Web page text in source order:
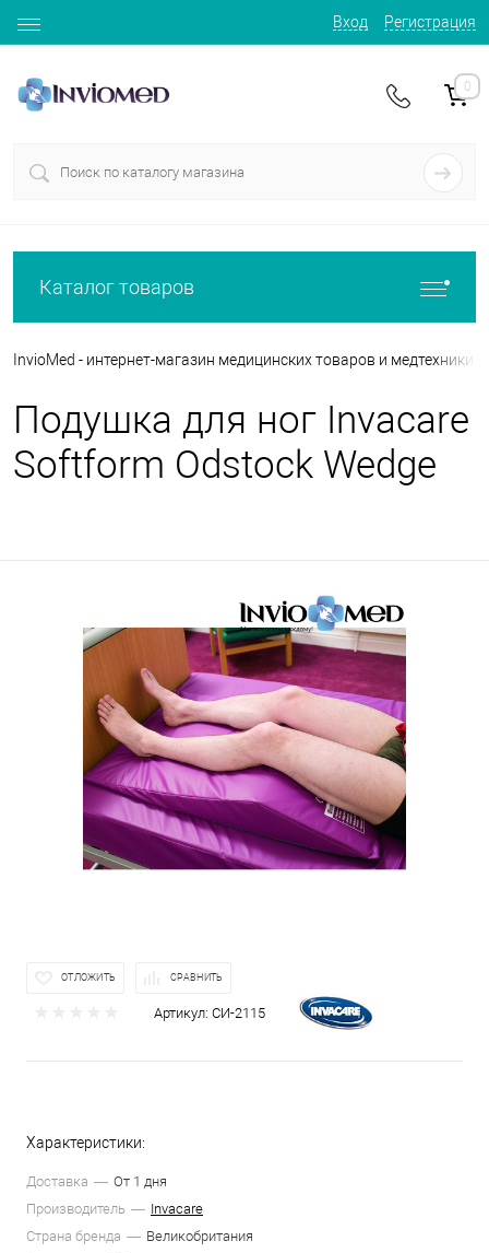
Вход Регистрация
0
Каталог товаров
InvioMed - интернет-магазин медицинских товаров и медтехники
Подушка для ног Invacare
Softform Odstock Wedge
ОТЛОЖИТЬ СРАВНИТЬ
Артикул: СИ-2115
Характеристики:
Доставка
От 1 дня
Производитель
Invacare
Страна бренда
Великобритания